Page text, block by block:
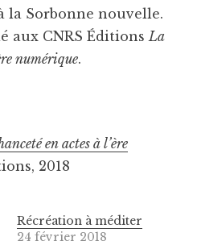
la Sorbonne nouvelle.
aux CNRS Éditions La
numérique.
en actes à l’ère
2018
Récréation à méditer
24 février 2018